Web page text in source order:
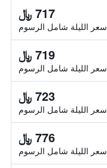
717 ﷼
سعر الليلة شامل الرسوم
719 ﷼
سعر الليلة شامل الرسوم
723 ﷼
سعر الليلة شامل الرسوم
776 ﷼
سعر الليلة شامل الرسوم